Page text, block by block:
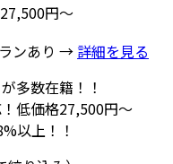
27,500円～
ンあり → 詳細を見る
多数在籍！！
低価格27,500円～
以上！！